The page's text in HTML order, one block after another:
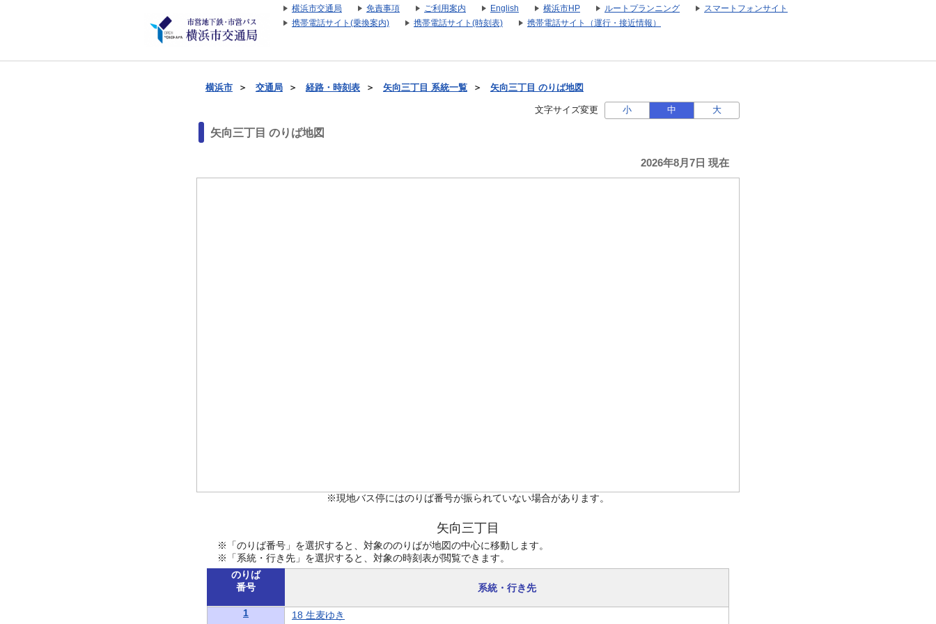
横浜市交通局 免責事項 ご利用案内 English 横浜市HP ルートプランニング
スマートフォンサイト
携帯電話サイト(乗換案内)
携帯電話サイト(時刻表) 携帯電話サイト（運行・接近情報）
横浜市 ＞ 交通局 ＞ 経路・時刻表 ＞ 矢向三丁目 系統一覧 ＞ 矢向三丁目 のりば地図
文字サイズ変更 小 中 大
矢向三丁目 のりば地図
2026年8月7日 現在
※現地バス停にはのりば番号が振られていない場合があります。
矢向三丁目
※「のりば番号」を選択すると、対象ののりばが地図の中心に移動します。
※「系統・行き先」を選択すると、対象の時刻表が閲覧できます。
のりば
番号
系統・行き先
1 18 生麦ゆき